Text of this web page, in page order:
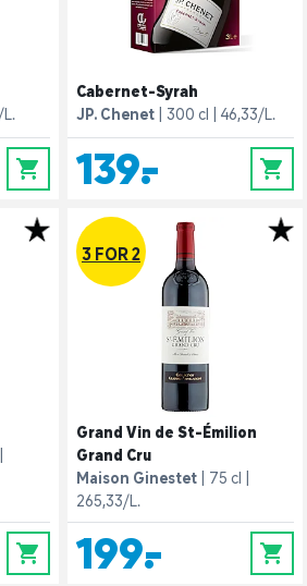
L.
0
Cabernet-Syrah
JP. Chenet
300 cl 46,33/L.
139,- 0
0
3 FOR 2
Grand Vin de St-Émilion
Grand Cru
Maison Ginestet
75 cl
265,33/L.
199,- 0